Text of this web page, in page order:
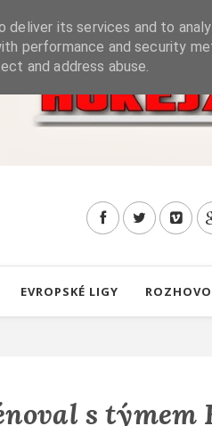
EVROPSKÉ LIGY
s týmem
its services and to
performance and security
and address abuse.